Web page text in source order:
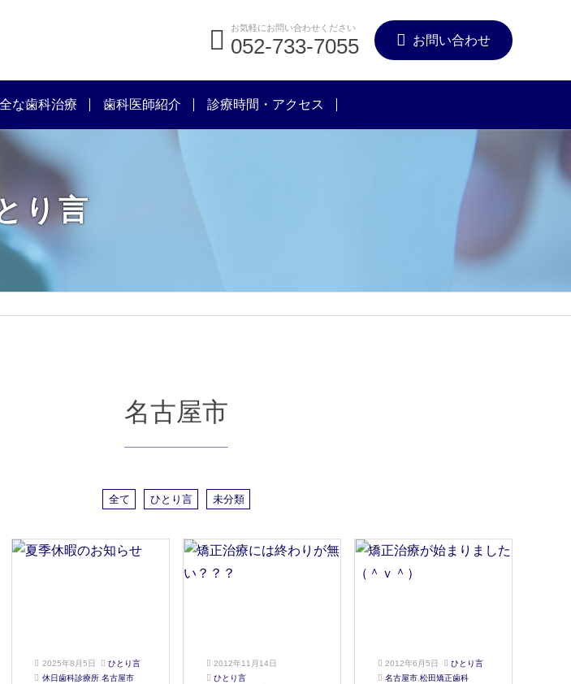
お気軽にお問い合わせください
052-733-7055 お問い合わせ
な歯科治療 歯科医師紹介 診療時間・アクセス
り言
名古屋市
全て ひとり言 未分類
2025年8月5日
ひとり言
休日歯科診療所,名古屋市2ご
2012年11月14日
ひとり言
2012年6月5日
ひとり言
名古屋市,松田矯正歯科2ご